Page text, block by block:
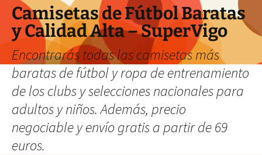
Camisetas de Fútbol Baratas
y Calidad Alta – SuperVigo
Encontrarás todas las camisetas más
baratas de fútbol y ropa de entrenamiento
de los clubs y selecciones nacionales para
adultos y niños. Además, precio
negociable y envío gratis a partir de 69
euros.